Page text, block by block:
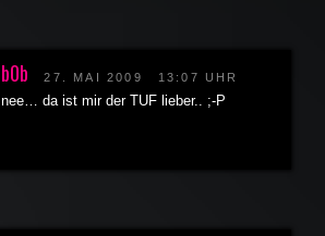
b0b 27. MAI 2009 13:07 UHR
nee… da ist mir der TUF lieber.. ;-P